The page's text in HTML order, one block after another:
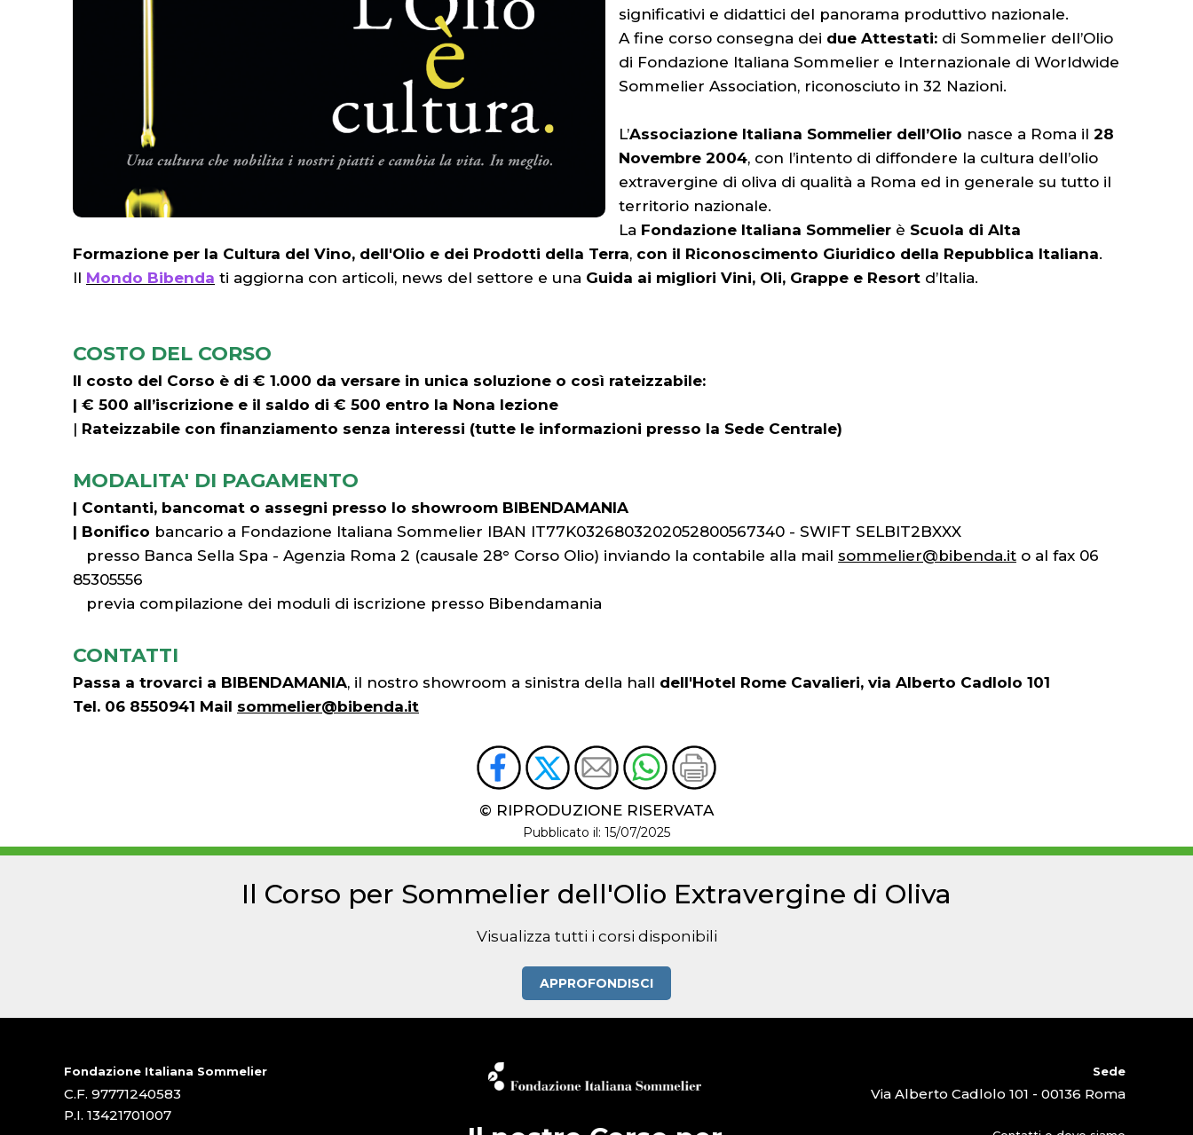
significativi e didattici del panorama produttivo nazionale.
A fine corso consegna dei due Attestati: di Sommelier dell’Olio
di Fondazione Italiana Sommelier e Internazionale di Worldwide
Sommelier Association, riconosciuto in 32 Nazioni.
L’Associazione Italiana Sommelier dell’Olio nasce a Roma il 28
Novembre 2004, con l’intento di diffondere la cultura dell’olio
extravergine di oliva di qualità a Roma ed in generale su tutto il
territorio nazionale.
La Fondazione Italiana Sommelier è Scuola di Alta
Formazione per la Cultura del Vino, dell'Olio e dei Prodotti della Terra, con il Riconoscimento Giuridico della Repubblica Italiana.
Il Mondo Bibenda ti aggiorna con articoli, news del settore e una Guida ai migliori Vini, Oli, Grappe e Resort d’Italia.
COSTO DEL CORSO
Il costo del Corso è di € 1.000 da versare in unica soluzione o così rateizzabile:
| € 500 all’iscrizione e il saldo di € 500 entro la Nona lezione
| Rateizzabile con finanziamento senza interessi (tutte le informazioni presso la Sede Centrale)
MODALITA' DI PAGAMENTO
| Contanti, bancomat o assegni presso lo showroom BIBENDAMANIA
| Bonifico bancario a Fondazione Italiana Sommelier IBAN IT77K0326803202052800567340 - SWIFT SELBIT2BXXX
presso Banca Sella Spa - Agenzia Roma 2 (causale 28° Corso Olio) inviando la contabile alla mail sommelier@bibenda.it o al fax 06
85305556
previa compilazione dei moduli di iscrizione presso Bibendamania
CONTATTI
Passa a trovarci a BIBENDAMANIA, il nostro showroom a sinistra della hall dell'Hotel Rome Cavalieri, via Alberto Cadlolo 101
Tel. 06 8550941 Mail sommelier@bibenda.it
© RIPRODUZIONE RISERVATA
Pubblicato il: 15/07/2025
Il Corso per Sommelier dell'Olio Extravergine di Oliva
Visualizza tutti i corsi disponibili
APPROFONDISCI
Fondazione Italiana Sommelier
C.F. 97771240583
P.I. 13421701007
Sede
Via Alberto Cadlolo 101 - 00136 Roma